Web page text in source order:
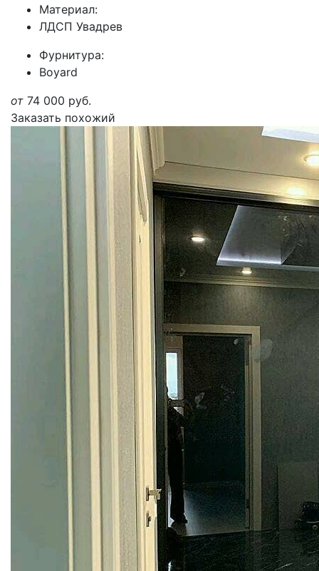
Материал:
ЛДСП Увадрев
Фурнитура:
Boyard
от 74 000 руб.
Заказать похожий